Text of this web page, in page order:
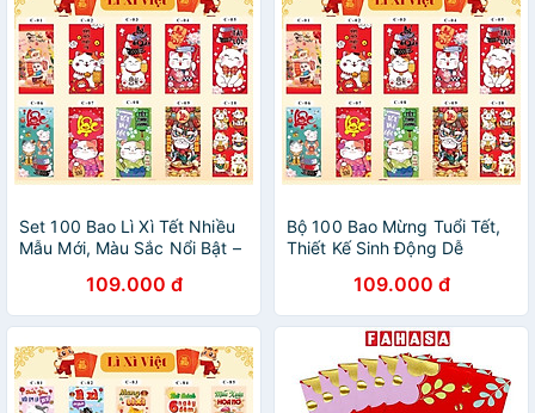
Set 100 Bao Lì Xì Tết Nhiều
Mẫu Mới, Màu Sắc Nổi Bật –
109.000 đ
Bộ 100 Bao Mừng Tuổi Tết,
Thiết Kế Sinh Động Dễ
109.000 đ